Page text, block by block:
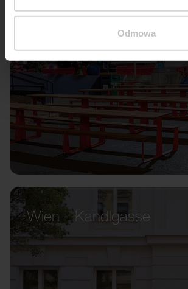
Odmowa
Wien – Kandlgasse